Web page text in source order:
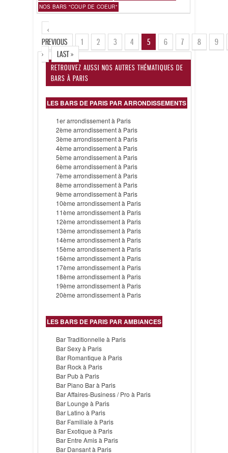
NOS BARS "COUP DE COEUR"
‹
PREVIOUS
1 2 3 4 5 6 7 8
9
›
LAST »
RETROUVEZ AUSSI NOS AUTRES THÉMATIQUES DE
BARS À PARIS
LES BARS DE PARIS PAR ARRONDISSEMENTS
1er arrondissement à Paris
2ème arrondissement à Paris
3ème arrondissement à Paris
4ème arrondissement à Paris
5ème arrondissement à Paris
6ème arrondissement à Paris
7ème arrondissement à Paris
8ème arrondissement à Paris
9ème arrondissement à Paris
10ème arrondissement à Paris
11ème arrondissement à Paris
12ème arrondissement à Paris
13ème arrondissement à Paris
14ème arrondissement à Paris
15ème arrondissement à Paris
16ème arrondissement à Paris
17ème arrondissement à Paris
18ème arrondissement à Paris
19ème arrondissement à Paris
20ème arrondissement à Paris
LES BARS DE PARIS PAR AMBIANCES
Bar Traditionnelle à Paris
Bar Sexy à Paris
Bar Romantique à Paris
Bar Rock à Paris
Bar Pub à Paris
Bar Piano Bar à Paris
Bar Affaires-Business / Pro à Paris
Bar Lounge à Paris
Bar Latino à Paris
Bar Familiale à Paris
Bar Exotique à Paris
Bar Entre Amis à Paris
Bar Dansant à Paris